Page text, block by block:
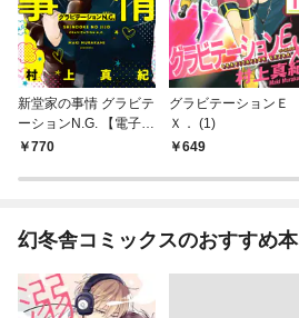
新堂家の事情 グラビテ
ーションN.G. 【電子限
定おまけ付き】
770
グラビテーションＥ
Ｘ． (1)
649
幻冬舎コミックスのおすすめ本